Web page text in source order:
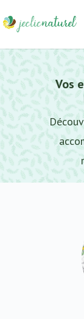
Vos